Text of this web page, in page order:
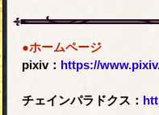
●ホームページ
pixiv： https://
チェインパラドクス：